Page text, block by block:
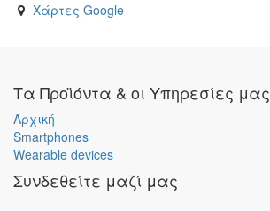
Χάρτες Google
Τα Προϊόντα & οι Υπηρεσίες μας
Αρχική
Smartphones
Wearable devices
Συνδεθείτε μαζί μας